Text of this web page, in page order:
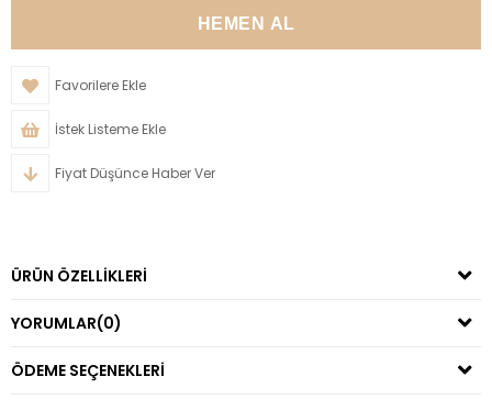
Favorilere Ekle
İstek Listeme Ekle
Fiyat Düşünce Haber Ver
ÜRÜN ÖZELLIKLERI
YORUMLAR(0)
ÖDEME SEÇENEKLERI